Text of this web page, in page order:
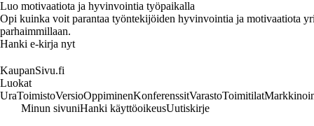
Luo motivaatiota ja hyvinvointia työpaikalla
Opi kuinka voit parantaa työntekijöiden hyvinvointia ja motivaatiota
parhaimmillaan.
Hanki e-kirja nyt
KaupanSivu.fi
Luokat
UraToimistoVersioOppiminenKonferenssitVarastoToimitilat
Minun sivuniHanki käyttöoikeusUutiskirje